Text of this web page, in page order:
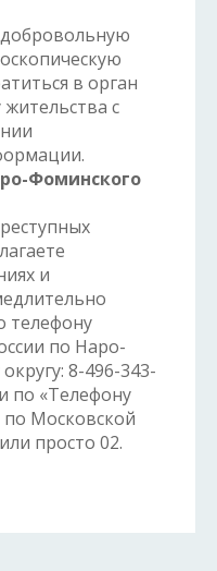
в орган
с
Фоминского
и
телефону
по Наро-
8-496-343-
по «Телефону
Московской
просто 02.